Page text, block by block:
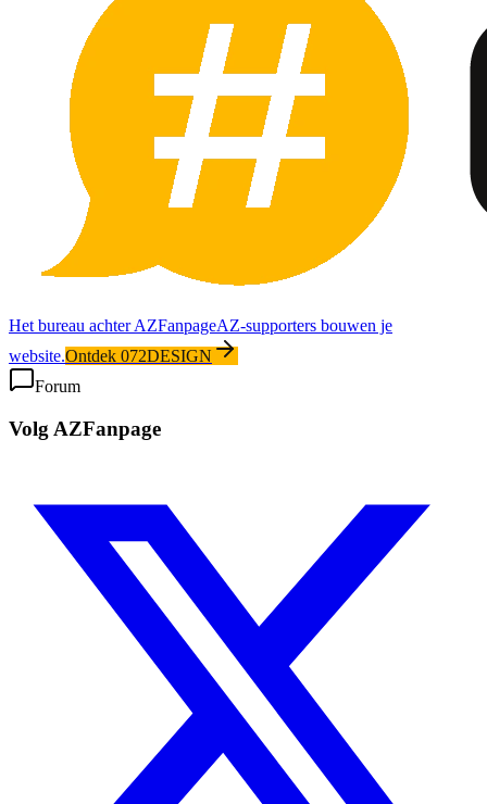
Het bureau achter AZFanpageAZ-supporters bouwen je
website.Ontdek 072DESIGN
Forum
Volg AZFanpage